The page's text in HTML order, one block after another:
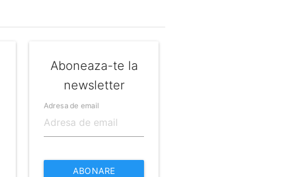
Aboneaza-te la
newsletter
Adresa de email
ABONARE